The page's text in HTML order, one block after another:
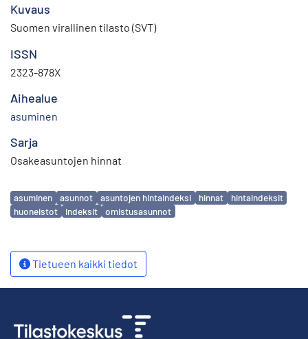
Kuvaus
Suomen virallinen tilasto (SVT)
ISSN
2323-878X
Aihealue
asuminen
Sarja
Osakeasuntojen hinnat
Avainsanat
asuminen asunnot asuntojen hintaindeksi hinnat
hintaindeksit
huoneistot
indeksit omistusasunnot
Tietueen kaikki tiedot